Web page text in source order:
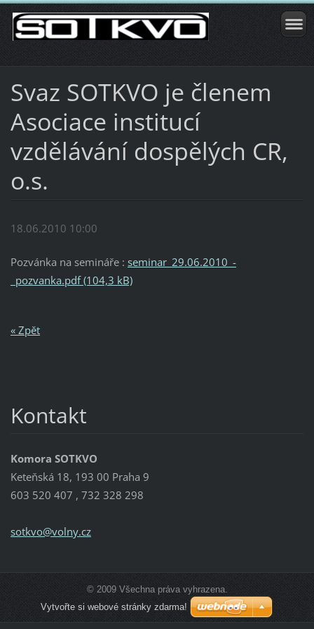
Svaz SOTKVO je členem
Asociace institucí
vzdělávání dospělých CR,
o.s.
18.06.2010 10:00
Pozvánka na semináře : seminar_29.06.2010_-
_pozvanka.pdf (104,3 kB)
« Zpět
Kontakt
Komora SOTKVO
Keteňská 18, 193 00 Praha 9
603 520 407 , 732 328 298
sotkvo@volny.cz
© 2009 Všechna práva vyhrazena.
Vytvořte si webové stránky zdarma!